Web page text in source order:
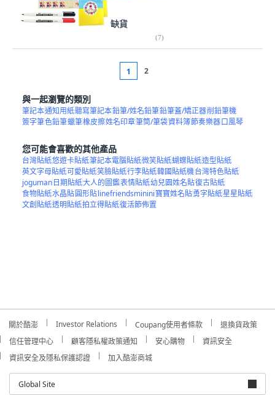
缺貨
(7)
1 2
與一起瀏覽的類別
筆記本通知用紙聽寫筆記本鉛筆/姓名鉛筆鉛筆蓋/矯正器削鉛筆機
簽字筆色鉛筆蠟筆橡皮擦姓名印章筆筒/筆袋資料簿節奏樂器口風琴
您可能會喜歡的其他產品
台灣貼紙悠遊卡貼紙筆記本電腦貼紙微笑貼紙蝴蝶貼紙造型貼紙
英文字母貼紙可愛貼紙笑臉貼紙行李貼紙韓國貼紙機台灣特色貼紙
joguman日期貼紙大人的圖鑑表情貼紙幼兒園姓名貼復古貼紙
食物貼紙水晶貼圓形貼linefriendsminini寶寶姓名貼勇字貼紙星星貼紙
文創貼紙透明貼紙拍立得貼紙復活節佈置
關於酷澎 Investor Relations Coupang使用者條款
退換貨政策
信任管理中心
顧客隱私權政策通知 安心購物
資訊安全
資訊安全及隱私保護認證
加入酷澎商城
Global Site